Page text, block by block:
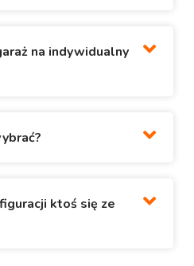
na indywidualny
ktoś się ze